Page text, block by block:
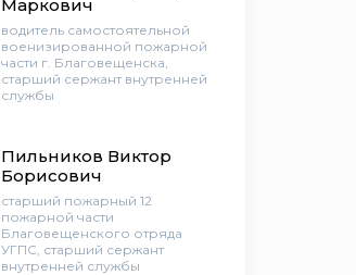
Маркович
водитель самостоятельной
военизированной пожарной
части г. Благовещенска,
старший сержант внутренней
службы
Пильников Виктор
Борисович
старший пожарный 12
пожарной части
Благовещенского отряда
УГПС, старший сержант
внутренней службы